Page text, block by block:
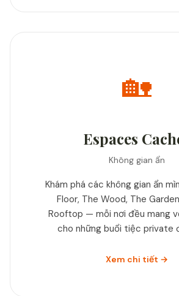
🏡
Espaces
Không gian ẩn
Khám phá các không gian ẩn
Floor, The Wood, The
Rooftop — mỗi nơi đều mang
cho những buổi tiệc private
Xem chi tiết →